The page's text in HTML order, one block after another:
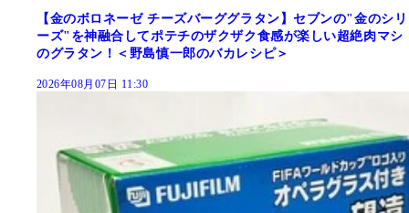
【金のボロネーゼ チーズバーググラタン】セブンの"金のシリ
ーズ"を神融合してポテチのザクザク食感が楽しい超絶肉マシ
のグラタン！＜野島慎一郎のバカレシピ＞
2026年08月07日 11:30